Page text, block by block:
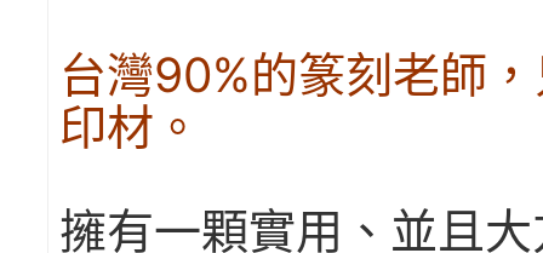
台灣90%的篆刻老師
印材。
擁有一顆實用、並且